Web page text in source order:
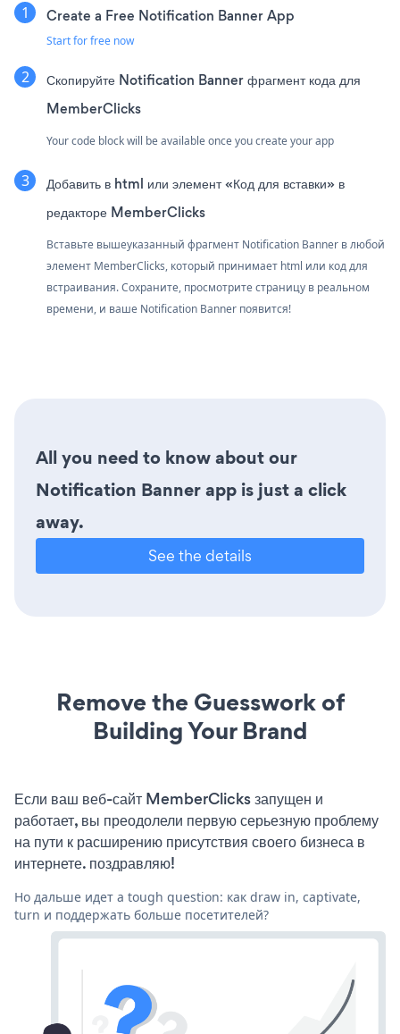
Create a Free Notification Banner App
Start for free now
Скопируйте Notification Banner фрагмент кода для
MemberClicks
Your code block will be available once you create your app
Добавить в html или элемент «Код для вставки» в
редакторе MemberClicks
Вставьте вышеуказанный фрагмент Notification Banner в любой
элемент MemberClicks, который принимает html или код для
встраивания. Сохраните, просмотрите страницу в реальном
времени, и ваше Notification Banner появится!
All you need to know about our
Notification Banner app is just a click
away.
See the details
Remove the Guesswork of
Building Your Brand
Если ваш веб-сайт MemberClicks запущен и
работает, вы преодолели первую серьезную проблему
на пути к расширению присутствия своего бизнеса в
интернете. поздравляю!
Но дальше идет a tough question: как draw in, captivate,
turn и поддержать больше посетителей?